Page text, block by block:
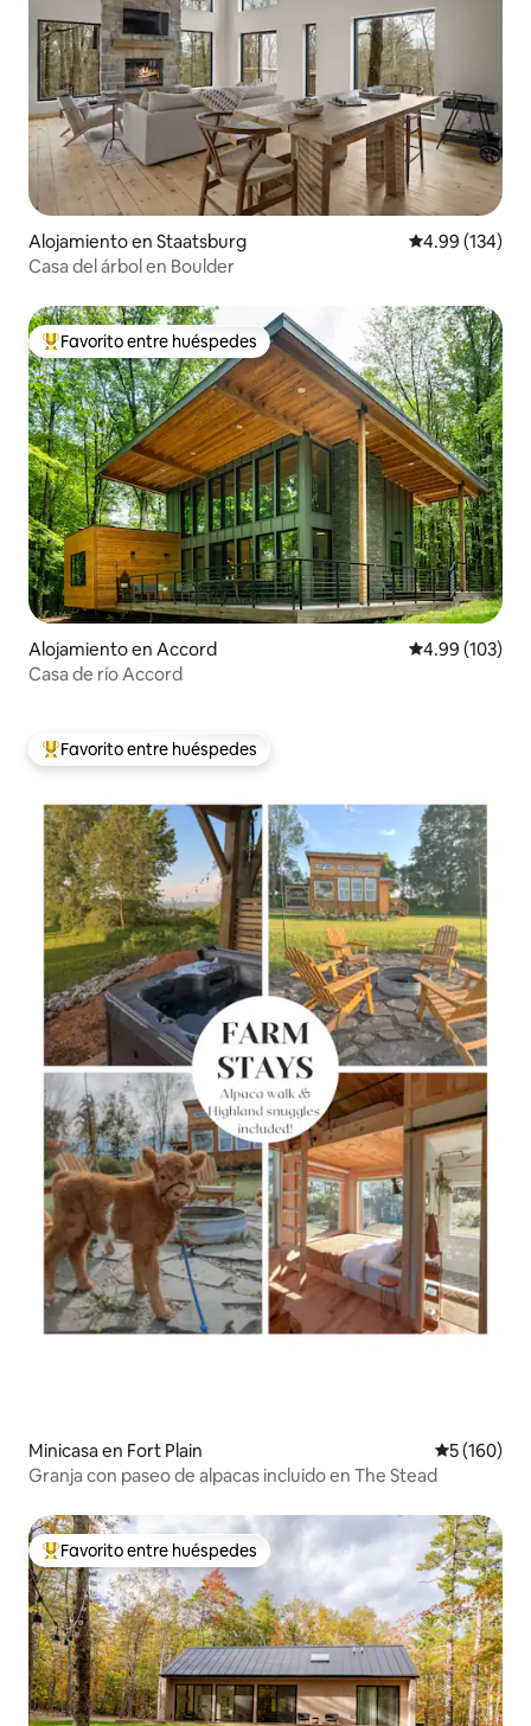
Alojamiento en Staatsburg Calificación
4.99 (134)
Casa del árbol en Boulder
Favorito entre huéspedes preferido
Favorito entre huéspedes
Alojamiento en Accord Calificación
4.99 (103)
Casa de río Accord
Favorito entre huéspedes preferido
Favorito entre huéspedes
Minicasa en Fort Plain
5 (160)
Granja con paseo de alpacas incluido en The Stead
Favorito entre huéspedes preferido
Favorito entre huéspedes